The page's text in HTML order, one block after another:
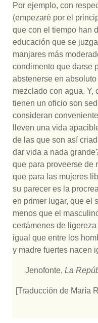
Por ejemplo, con
(empezaré por el
que con el tiempo han
educación que se
manjares más
condimento que darse
abstenerse en
mezclado con agua. Y,
tienen un oficio son
consideran
lleven una vida
de las que son así
dar vida a nada
que para proveerse de
que para las mujeres
su parecer es la
en primer lugar, que el
menos que el
certámenes de
igual que entre los
y madre fuertes nacen
Jenofonte, La
[Traducción de María